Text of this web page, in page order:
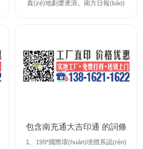
責(zé)地劃槳逐浪。南方日報(bào)
焦那項(xiàng)四年一屆的體育賽事。
而在濠江之畔的橫琴粵澳深度合做區
(qū)（下稱“合做區(qū)”），也正醞
釀著屬于本...
包含南充通大吉印通 的詞條
1、199*國際環(huán)境體系認(rèn)